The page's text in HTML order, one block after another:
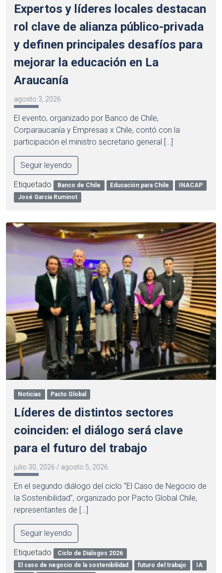
Expertos y líderes locales destacan
rol clave de alianza público-privada
y definen principales desafíos para
mejorar la educación en La
Araucanía
agosto 3, 2026
El evento, organizado por Banco de Chile,
Corparaucanía y Empresas x Chile, contó con la
participación el ministro secretario general […]
Seguir leyendo
Etiquetado Banco de Chile Educación para Chile
INACAP
José García Ruminot
Noticias Pacto Global
Líderes de distintos sectores
coinciden: el diálogo será clave
para el futuro del trabajo
julio 30, 2026 / agosto 5, 2026
En el segundo diálogo del ciclo “El Caso de Negocio de
la Sostenibilidad”, organizado por Pacto Global Chile,
representantes de […]
Seguir leyendo
Etiquetado
Ciclo de Diálogos 2026
El caso de negocio de la sostenibilidad
futuro del trabajo
IA